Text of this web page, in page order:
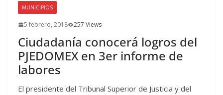
MUNICIPIOS
5 febrero, 2018 257 Views
Ciudadanía conocerá logros del
PJEDOMEX en 3er informe de
labores
El presidente del Tribunal Superior de Justicia y del